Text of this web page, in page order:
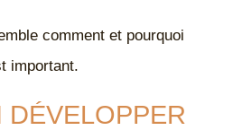
comment et pourquoi
important.
DÉVELOPPER